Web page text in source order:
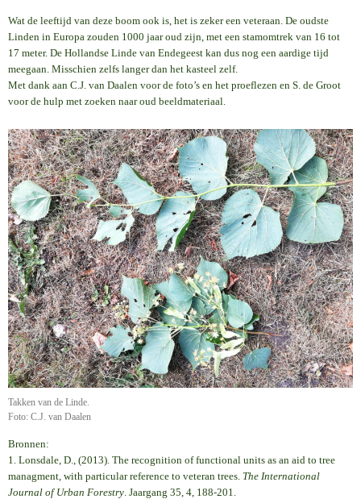
Wat de leeftijd van deze boom ook is, het is zeker een veteraan. De oudste
Linden in Europa zouden 1000 jaar oud zijn, met een stamomtrek van 16 tot
17 meter. De Hollandse Linde van Endegeest kan dus nog een aardige tijd
meegaan. Misschien zelfs langer dan het kasteel zelf.
Met dank aan C.J. van Daalen voor de foto’s en het proeflezen en S. de Groot
voor de hulp met zoeken naar oud beeldmateriaal.
Takken van de Linde.
Foto: C.J. van Daalen
Bronnen:
1. Lonsdale, D., (2013). The recognition of functional units as an aid to tree
managment, with particular reference to veteran trees. The International
Journal of Urban Forestry . Jaargang 35, 4, 188-201.